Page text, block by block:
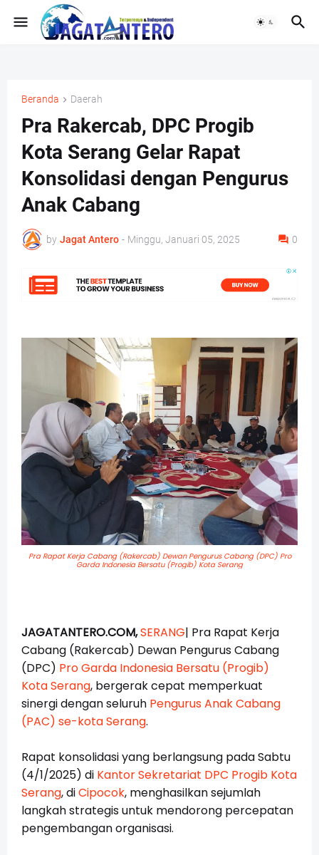
Beranda Daerah
Pra Rakercab, DPC Progib
Kota Serang Gelar Rapat
Konsolidasi dengan Pengurus
Anak Cabang
by Jagat Antero - Minggu, Januari 05, 2025 0
Pra Rapat Kerja Cabang (Rakercab) Dewan Pengurus Cabang (DPC) Pro
Garda Indonesia Bersatu (Progib) Kota Serang
JAGATANTERO.COM,SERANG| Pra Rapat Kerja
Cabang (Rakercab) Dewan Pengurus Cabang
(DPC) Pro Garda Indonesia Bersatu (Progib)
Kota Serang, bergerak cepat memperkuat
sinergi dengan seluruh Pengurus Anak Cabang
(PAC) se-kota Serang.
Rapat konsolidasi yang berlangsung pada Sabtu
(4/1/2025) di Kantor Sekretariat DPC Progib Kota
Serang, diCipocok, menghasilkan sejumlah
langkah strategis untuk mendorong percepatan
pengembangan organisasi.